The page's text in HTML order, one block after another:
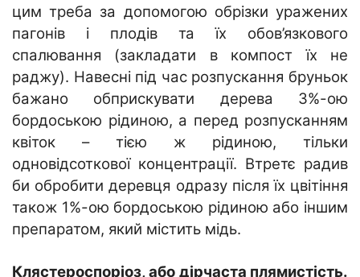
цим треба за допомогою обрізки уражених
пагонів і плодів та їх обов’язкового
спалювання (закладати в компост їх не
раджу). Навесні під час розпускання бруньок
бажано обприскувати дерева 3%-ою
бордоською рідиною, а перед розпусканням
квіток – тією ж рідиною, тільки
одновідсоткової концентрації. Втретє радив
би обробити деревця одразу після їх цвітіння
також 1%-ою бордоською рідиною або іншим
препаратом, який містить мідь.
Клястероспоріоз, або дірчаста плямистість.